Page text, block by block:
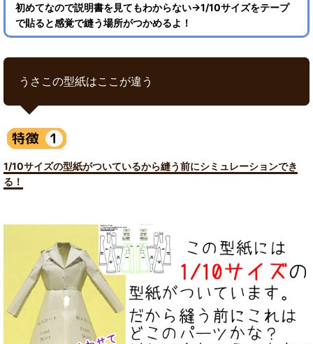
初めてなので説明書を見てもわからない→1/10サイズをテープ
で貼ると感覚で縫う場所がつかめるよ！
うさこの型紙はここが違う
1/10サイズの型紙がついているから縫う前にシミュレーションでき
る！